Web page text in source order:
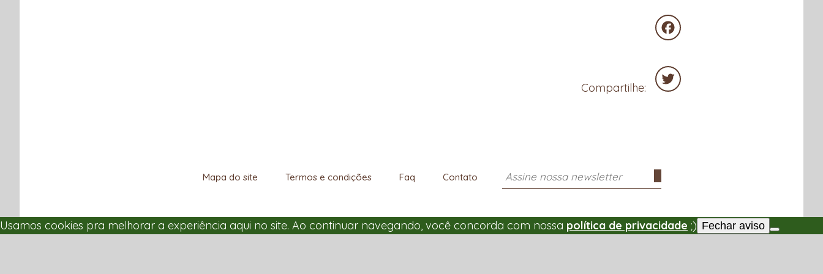
Compartilhe:
Mapa do site Termos e condições Faq Contato
Usamos cookies pra melhorar a experiência aqui no site. Ao continuar navegando, você concorda com nossa política de privacidade ;) Fechar aviso